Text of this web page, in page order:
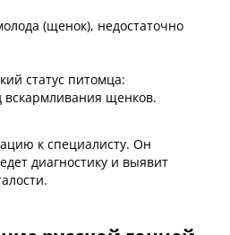
(щенок), недостаточно
статус питомца:
вскармливания щенков.
к специалисту. Он
диагностику и выявит